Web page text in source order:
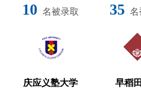
10 名被录取
庆应义塾大学
35 名
早稻